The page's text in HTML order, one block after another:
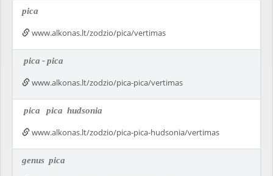
pica
www.alkonas.lt/zodzio/pica/vertimas
pica -pica
www.alkonas.lt/zodzio/pica-pica/vertimas
pica pica hudsonia
www.alkonas.lt/zodzio/pica-pica-hudsonia/vertimas
genus pica